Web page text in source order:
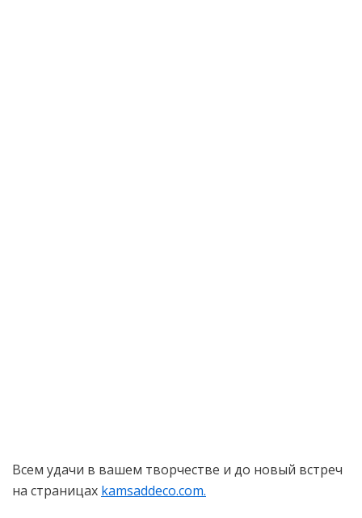
Всем удачи в вашем творчестве и до новый встреч
на страницах kamsaddeco.com.